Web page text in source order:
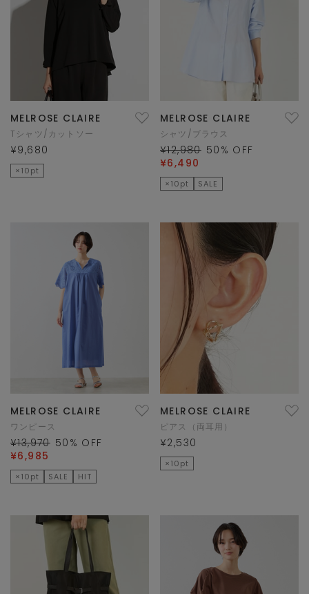
MELROSE CLAIRE
Tシャツ/カットソー
¥9,680
×10pt
MELROSE CLAIRE
シャツ/ブラウス
¥12,980 50 % OFF
¥6,490
×10pt SALE
MELROSE CLAIRE
ワンピース
¥13,970 50 % OFF
¥6,985
×10pt SALE HIT
MELROSE CLAIRE
ピアス（両耳用）
¥2,530
×10pt